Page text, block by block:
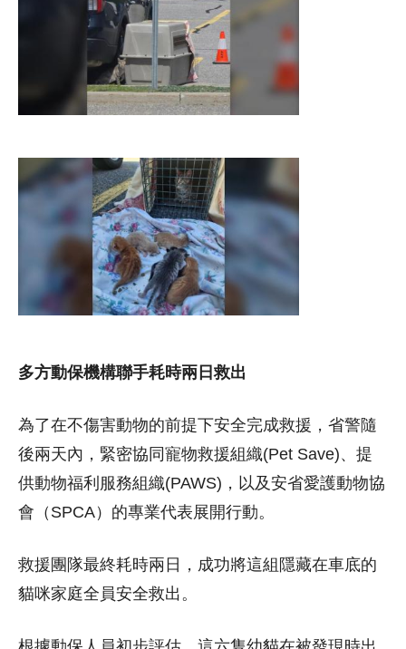
多方動保機構聯手耗時兩日救出
為了在不傷害動物的前提下安全完成救援，省警隨
後兩天內，緊密協同寵物救援組織(Pet Save)、提
供動物福利服務組織(PAWS)，以及安省愛護動物協
會（SPCA）的專業代表展開行動。
救援團隊最終耗時兩日，成功將這組隱藏在車底的
貓咪家庭全員安全救出。